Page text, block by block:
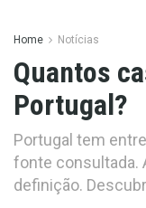
Home Notícias
Quantos
Portugal?
Portugal tem
fonte consultada.
definição.